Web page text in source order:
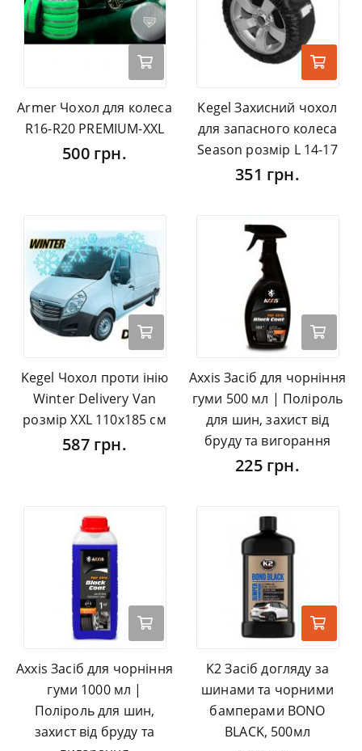
Armer Чохол для колеса
R16-R20 PREMIUM-ХХL
500 грн.
Kegel Захисний чохол
для запасного колеса
Season розмір L 14-17
351 грн.
Kegel Чохол проти інію
Winter Delivery Van
розмір XXL 110х185 см
587 грн.
Axxis Засіб для чорніння
гуми 500 мл | Поліроль
для шин, захист від
бруду та вигорання
225 грн.
Axxis Засіб для чорніння
гуми 1000 мл |
Поліроль для шин,
захист від бруду та
K2 Засіб догляду за
шинами та чорними
бамперами BONO
BLACK, 500мл